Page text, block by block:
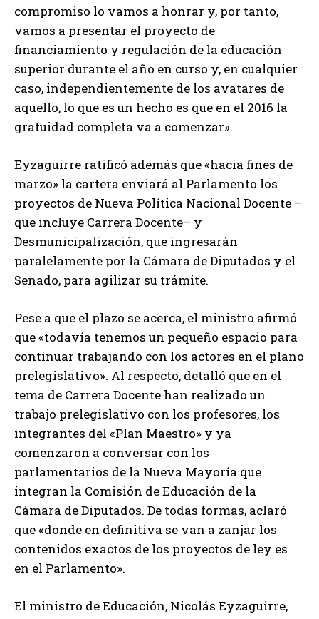
compromiso lo vamos a honrar y, por tanto,
vamos a presentar el proyecto de
financiamiento y regulación de la educación
superior durante el año en curso y, en cualquier
caso, independientemente de los avatares de
aquello, lo que es un hecho es que en el 2016 la
gratuidad completa va a comenzar».
Eyzaguirre ratificó además que «hacia fines de
marzo» la cartera enviará al Parlamento los
proyectos de Nueva Política Nacional Docente –
que incluye Carrera Docente– y
Desmunicipalización, que ingresarán
paralelamente por la Cámara de Diputados y el
Senado, para agilizar su trámite.
Pese a que el plazo se acerca, el ministro afirmó
que «todavía tenemos un pequeño espacio para
continuar trabajando con los actores en el plano
prelegislativo». Al respecto, detalló que en el
tema de Carrera Docente han realizado un
trabajo prelegislativo con los profesores, los
integrantes del «Plan Maestro» y ya
comenzaron a conversar con los
parlamentarios de la Nueva Mayoría que
integran la Comisión de Educación de la
Cámara de Diputados. De todas formas, aclaró
que «donde en definitiva se van a zanjar los
contenidos exactos de los proyectos de ley es
en el Parlamento».
El ministro de Educación, Nicolás Eyzaguirre,